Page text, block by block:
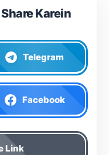
Karein
Telegram
Facebook
Link